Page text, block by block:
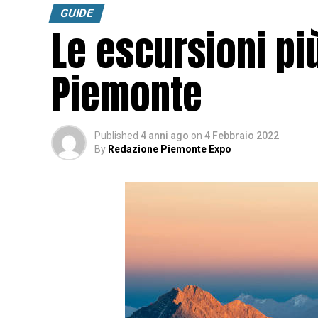
GUIDE
Le escursioni
Piemonte
Published 4 anni ago on 4 Febbraio 2022
By Redazione Piemonte Expo